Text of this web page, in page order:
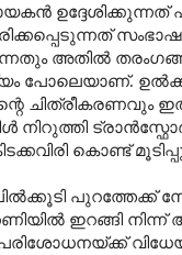
അതിൽ
പോലെയാണ്.
ചിത്രീകരണവും
നിറുത്തി
കൊണ്ട്
പുറത്തേക്ക്
ഇറങ്ങി